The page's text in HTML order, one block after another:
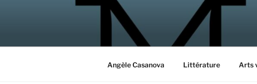
MAGASIN
ateliers, écrire, créer, rencontrer
Angèle Casanova Littérature Arts